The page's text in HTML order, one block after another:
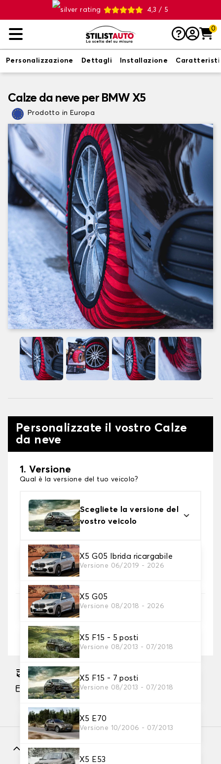
4,3 / 5
0
Personalizzazione Dettagli Installazione
Calze da neve per BMW X5
Prodotto in Europa
Personalizzate il vostro Calze
da neve
1. Versione
Qual è la versione del tuo veicolo?
Scegliete la versione del
vostro veicolo
X5 G05 Ibrida ricargabile
Versione 06/2019 - 2026
X5 G05
Versione 08/2018 - 2026
X5 F15 - 5 posti
Versione 08/2013 - 07/2018
X5 F15 - 7 posti
Versione 08/2013 - 07/2018
X5 E70
Versione 10/2006 - 07/2013
X5 E53
2. Finitura a calza
Scegli le calze da neve adatte alle tue necessità
3. Dimensioni
Inserire le dimensioni del pneumatico
Dove posso trovare le misure dei pneumatici?
Consegna gratuita stimata su 12/08/2026
Pagamento in 3x gratuito, a partire da 60 euro
di acquisto.
Caratteristiche